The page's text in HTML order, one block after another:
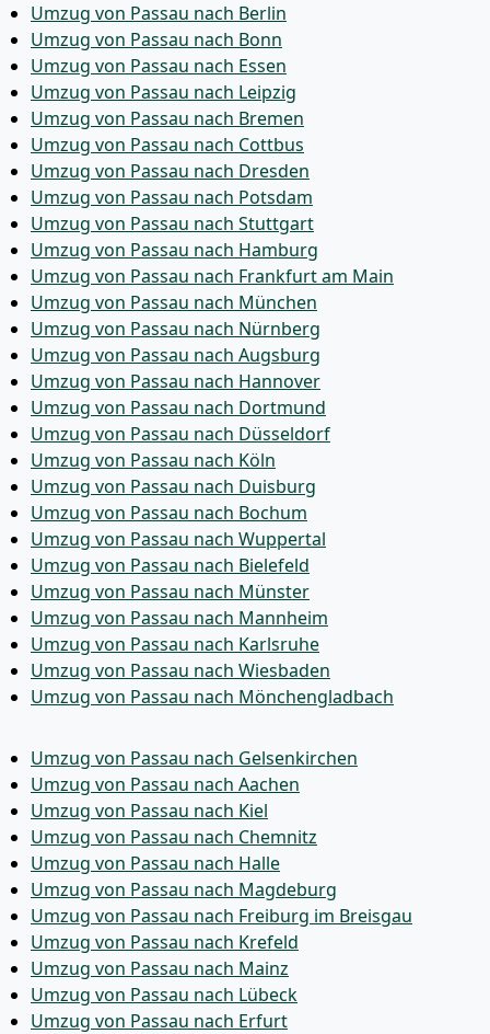
Umzug von Passau nach Berlin
Umzug von Passau nach Bonn
Umzug von Passau nach Essen
Umzug von Passau nach Leipzig
Umzug von Passau nach Bremen
Umzug von Passau nach Cottbus
Umzug von Passau nach Dresden
Umzug von Passau nach Potsdam
Umzug von Passau nach Stuttgart
Umzug von Passau nach Hamburg
Umzug von Passau nach Frankfurt am Main
Umzug von Passau nach München
Umzug von Passau nach Nürnberg
Umzug von Passau nach Augsburg
Umzug von Passau nach Hannover
Umzug von Passau nach Dortmund
Umzug von Passau nach Düsseldorf
Umzug von Passau nach Köln
Umzug von Passau nach Duisburg
Umzug von Passau nach Bochum
Umzug von Passau nach Wuppertal
Umzug von Passau nach Bielefeld
Umzug von Passau nach Münster
Umzug von Passau nach Mannheim
Umzug von Passau nach Karlsruhe
Umzug von Passau nach Wiesbaden
Umzug von Passau nach Mönchen­gladbach
Umzug von Passau nach Gelsenkirchen
Umzug von Passau nach Aachen
Umzug von Passau nach Kiel
Umzug von Passau nach Chemnitz
Umzug von Passau nach Halle
Umzug von Passau nach Magdeburg
Umzug von Passau nach Freiburg im Breisgau
Umzug von Passau nach Krefeld
Umzug von Passau nach Mainz
Umzug von Passau nach Lübeck
Umzug von Passau nach Erfurt